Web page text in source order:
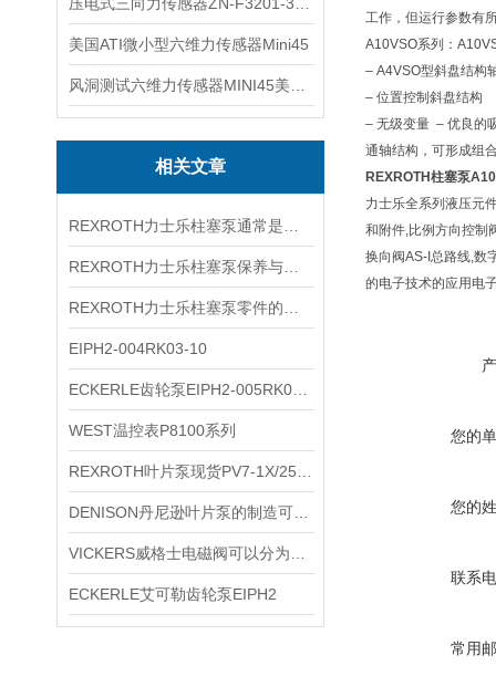
美国ATI微小型六维力传感器Mini45
相关文章
EIPH2-004RK03-10
WEST温控表P8100系列
ECKERLE艾可勒齿轮泵EIPH2
工作，但运行参数
A10VSO系列：
– A4VSO型斜盘结构
– 位置控制斜盘结构
– 无级变量 – 优良的
通轴结构，可形成组
REXROTH柱塞泵
力士乐全系列液压元
和附件,比例方向控制
换向阀AS-I总路线,数
的电子技术的应用电
您的
您的
联系
常用